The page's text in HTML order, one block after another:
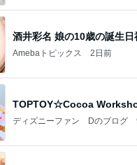
酒井彩名 娘の10歳の誕生日
Amebaトピックス 2日前
TOPTOY☆Cocoa
ディズニーファン Dのブログ